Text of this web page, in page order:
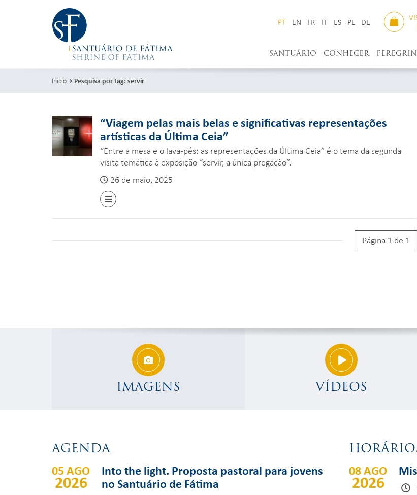
PT EN FR IT ES PL DE
SANTUÁRIO CONHECER
Início Pesquisa por tag: servir
“Viagem pelas mais belas e significativas representações
artísticas da Última Ceia”
“Entre a mesa e o lava-pés: as representações da Última Ceia” é o tema da segunda
visita temática à exposição “servir, a única pregação”.
26 de maio, 2025
Página 1 de 1
IMAGENS VÍDEOS
AGENDA
05 AGO
2026
Into the light. Proposta pastoral para jovens
no Santuário de Fátima
08 AGO
2026